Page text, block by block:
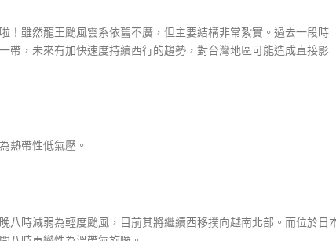
！雖然龍王颱風雲系依舊不廣，但主要結構非常紮實。過去一段時
帶，未來有加快速度持續西行的趨勢，對台灣地區可能造成直接影
熱帶性低氣壓。
八時減弱為輕度颱風，目前其將繼續西移撲向越南北部。而位於日